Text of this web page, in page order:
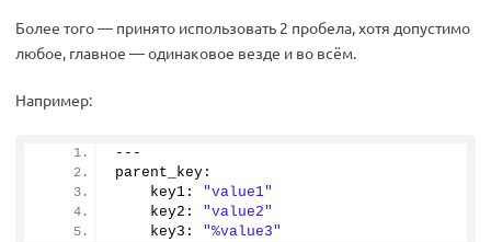
Более того — принято использовать 2 пробела, хотя допустимо
любое, главное — одинаковое везде и во всём.
Например:
---
parent_key:
    key1:
"value1"
    key2:
"value2"
    key3:
"%value3"